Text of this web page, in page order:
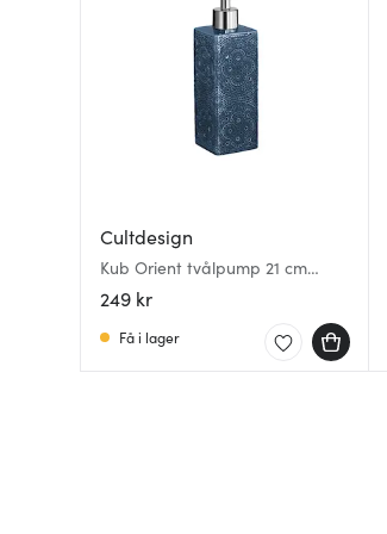
Cultdesign
Kub Orient tvålpump 21 cm
midnattsblå
249 kr
Få i lager